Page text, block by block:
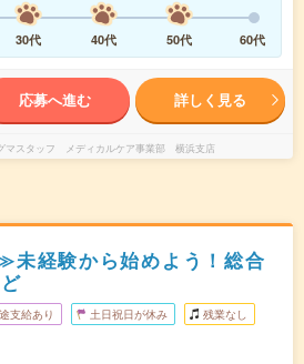
30代 40代 50代 60代
応募へ進む 詳しく見る
マスタッフ メディカルケア事業部 横浜支店
経験から始めよう！総合
支給あり 土日祝日が休み 残業なし